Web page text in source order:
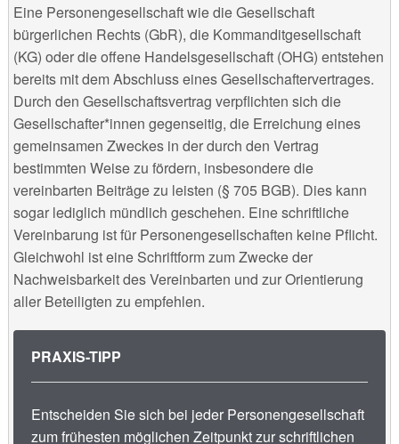
Eine Personengesellschaft wie die Gesellschaft
bürgerlichen Rechts (GbR), die Kommanditgesellschaft
(KG) oder die offene Handelsgesellschaft (OHG) entstehen
bereits mit dem Abschluss eines Gesellschaftervertrages.
Durch den Gesellschaftsvertrag verpflichten sich die
Gesellschafter*innen gegenseitig, die Erreichung eines
gemeinsamen Zweckes in der durch den Vertrag
bestimmten Weise zu fördern, insbesondere die
vereinbarten Beiträge zu leisten (§ 705 BGB). Dies kann
sogar lediglich mündlich geschehen. Eine schriftliche
Vereinbarung ist für Personengesellschaften keine Pflicht.
Gleichwohl ist eine Schriftform zum Zwecke der
Nachweisbarkeit des Vereinbarten und zur Orientierung
aller Beteiligten zu empfehlen.
PRAXIS-TIPP
Entscheiden Sie sich bei jeder Personengesellschaft
zum frühesten möglichen Zeitpunkt zur schriftlichen